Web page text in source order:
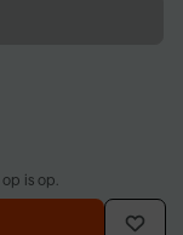
is op.